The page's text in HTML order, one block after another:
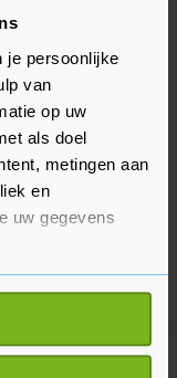
je persoonlijke
van
op uw
als doel
metingen aan
en
uw gegevens
kan zijn